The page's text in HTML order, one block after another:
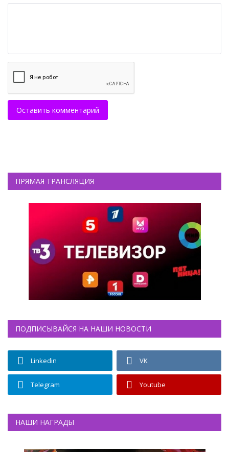
Оставить комментарий
ПРЯМАЯ ТРАНСЛЯЦИЯ
ПОДПИСЫВАЙСЯ НА НАШИ НОВОСТИ
Linkedin VK
Telegram Youtube
НАШИ НАГРАДЫ